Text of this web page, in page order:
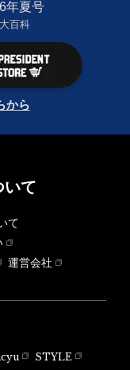
年夏号
百科
から
いて
て
運営会社
STYLE